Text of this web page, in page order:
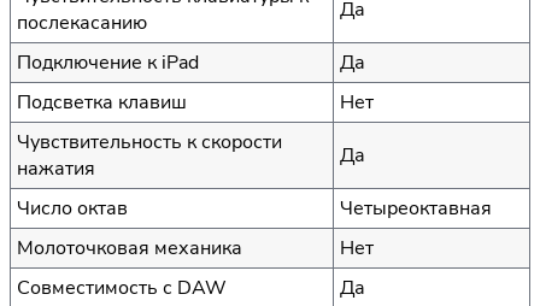
послекасанию
Да
Подключение к iPad
Да
Подсветка клавиш
Нет
Чувствительность к скорости
нажатия
Да
Число октав
Четыреоктавная
Молоточковая механика
Нет
Совместимость с DAW
Да